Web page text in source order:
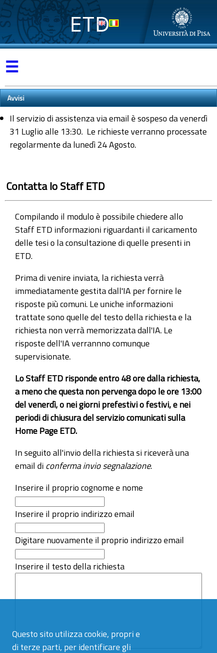
Questo sito utilizza cookie, propri e
di terze parti, per identificare gli
ETD
☰
Avvisi
Il servizio di assistenza via email è sospeso da venerdì
31 Luglio alle 13:30. Le richieste verranno processate
regolarmente da lunedì 24 Agosto.
Contatta lo Staff ETD
Compilando il modulo è possibile chiedere allo
Staff ETD informazioni riguardanti il caricamento
delle tesi o la consultazione di quelle presenti in
ETD.
Prima di venire inviata, la richiesta verrà
immediatamente gestita dall'IA per fornire le
risposte più comuni. Le uniche informazioni
trattate sono quelle del testo della richiesta e la
richiesta non verrà memorizzata dall'IA. Le
risposte dell'IA verrannno comunque
supervisionate.
Lo Staff ETD risponde entro 48 ore dalla richiesta,
a meno che questa non pervenga dopo le ore 13:00
del venerdì, o nei giorni prefestivi o festivi, e nei
periodi di chiusura del servizio comunicati sulla
Home Page ETD.
In seguito all'invio della richiesta si riceverà una
email diconferma invio segnalazione.
Inserire il proprio cognome e nome
Inserire il proprio indirizzo email
Digitare nuovamente il proprio indirizzo email
Inserire il testo della richiesta